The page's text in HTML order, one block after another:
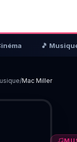
🎵
/Mac Miller